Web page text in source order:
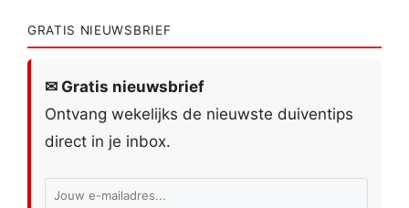
GRATIS NIEUWSBRIEF
✉ Gratis nieuwsbrief
Ontvang wekelijks de nieuwste duiventips
direct in je inbox.